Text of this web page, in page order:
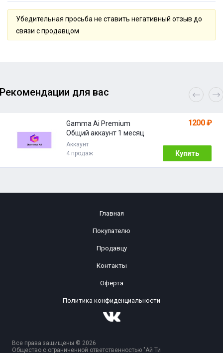
Убедительная просьба не ставить негативный отзыв до
связи с продавцом
Рекомендации для вас
Gamma Ai Premium
Общий аккаунт 1 месяц
Аккаунт
4 продаж
1200 ₽
Купить
Главная
Покупателю
Продавцу
Контакты
Оферта
Политика конфиденциальности
Все права защищены © 2026
Общество с ограниченной ответственностью "Ай Ти